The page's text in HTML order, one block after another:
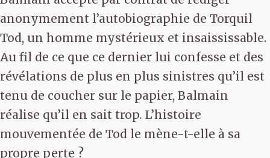
anonymement l’autobiographie de Torquil
Tod, un homme mystérieux et insaississable.
Au fil de ce que ce dernier lui confesse et des
révélations de plus en plus sinistres qu’il est
tenu de coucher sur le papier, Balmain
réalise qu’il en sait trop. L’histoire
mouvementée de Tod le mène-t-elle à sa
propre perte ?